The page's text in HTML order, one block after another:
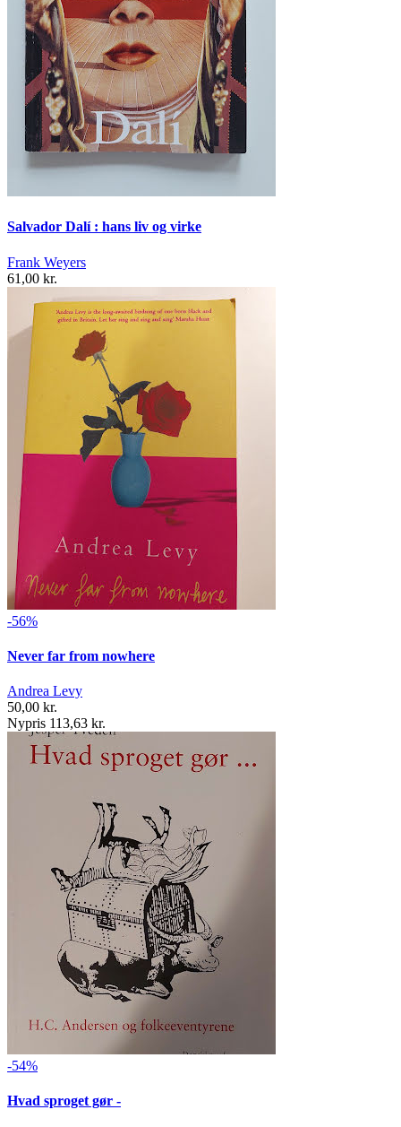
Salvador Dalí : hans liv og virke
Frank Weyers
61,00 kr.
-56%
Never far from nowhere
Andrea Levy
50,00 kr.
Nypris 113,63 kr.
-54%
Hvad sproget gør -